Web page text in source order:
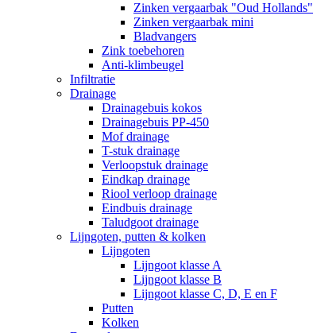
Zinken vergaarbak "Oud Hollands"
Zinken vergaarbak mini
Bladvangers
Zink toebehoren
Anti-klimbeugel
Infiltratie
Drainage
Drainagebuis kokos
Drainagebuis PP-450
Mof drainage
T-stuk drainage
Verloopstuk drainage
Eindkap drainage
Riool verloop drainage
Eindbuis drainage
Taludgoot drainage
Lijngoten, putten & kolken
Lijngoten
Lijngoot klasse A
Lijngoot klasse B
Lijngoot klasse C, D, E en F
Putten
Kolken